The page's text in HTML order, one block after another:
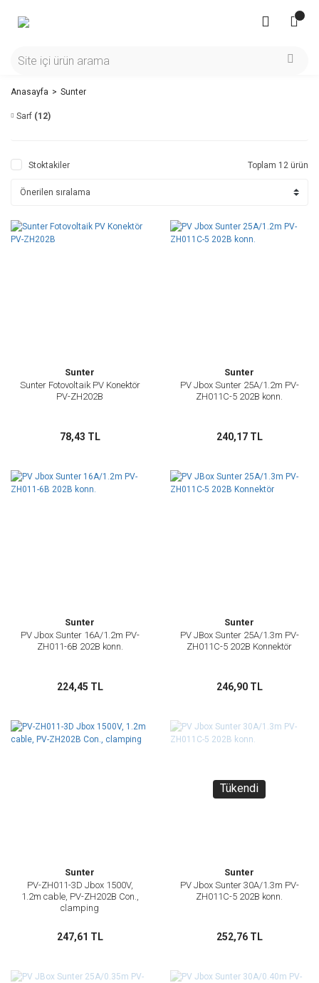
Anasayfa Sunter
Sarf (12)
Stoktakiler Toplam 12 ürün
Sunter
Sunter Fotovoltaik PV Konektör
PV-ZH202B
78,43 TL
Sunter
PV Jbox Sunter 25A/1.2m PV-
ZH011C-5 202B konn.
240,17 TL
Sunter
PV Jbox Sunter 16A/1.2m PV-
ZH011-6B 202B konn.
224,45 TL
Sunter
PV JBox Sunter 25A/1.3m PV-
ZH011C-5 202B Konnektör
246,90 TL
Sunter
PV-ZH011-3D Jbox 1500V,
1.2m cable, PV-ZH202B Con.,
clamping
247,61 TL
Tükendi
Sunter
PV Jbox Sunter 30A/1.3m PV-
ZH011C-5 202B konn.
252,76 TL